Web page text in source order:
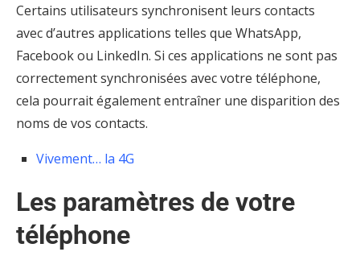
Certains utilisateurs synchronisent leurs contacts
avec d’autres applications telles que WhatsApp,
Facebook ou LinkedIn. Si ces applications ne sont pas
correctement synchronisées avec votre téléphone,
cela pourrait également entraîner une disparition des
noms de vos contacts.
Vivement… la 4G
Les paramètres de votre
téléphone